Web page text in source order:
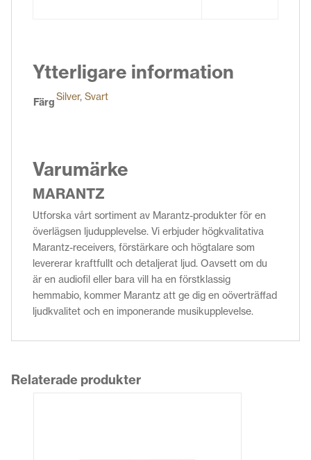
Ytterligare information
FärgSilver, Svart
Varumärke
MARANTZ
Utforska vårt sortiment av Marantz-produkter för en
överlägsen ljudupplevelse. Vi erbjuder högkvalitativa
Marantz-receivers, förstärkare och högtalare som
levererar kraftfullt och detaljerat ljud. Oavsett om du
är en audiofil eller bara vill ha en förstklassig
hemmabio, kommer Marantz att ge dig en oöverträffad
ljudkvalitet och en imponerande musikupplevelse.
Relaterade produkter